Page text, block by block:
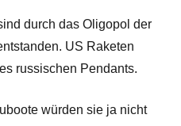
durch das Oligopol der
US Raketen
russischen Pendants.
würden sie ja nicht